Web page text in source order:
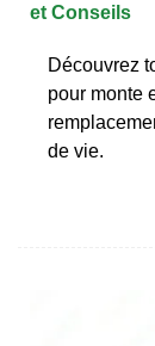
et Conseils
Découvrez
pour monte
de vie.